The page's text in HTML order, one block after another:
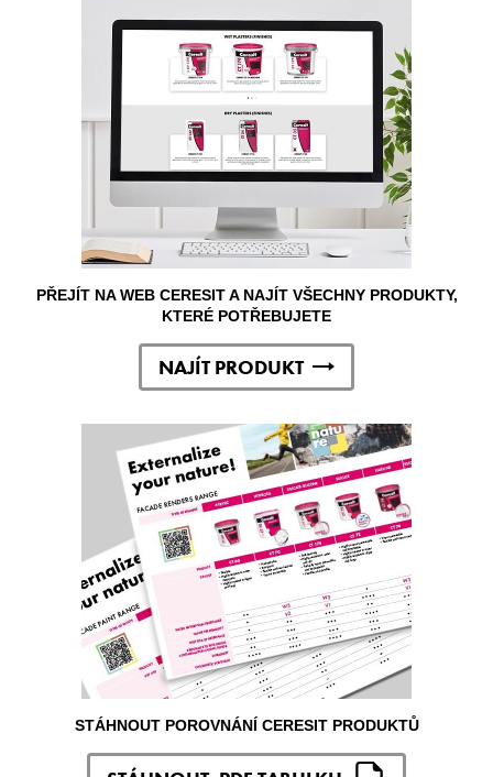
PŘEJÍT NA WEB CERESIT A NAJÍT VŠECHNY PRODUKTY,
KTERÉ POTŘEBUJETE
NAJÍT PRODUKT
STÁHNOUT POROVNÁNÍ CERESIT PRODUKTŮ